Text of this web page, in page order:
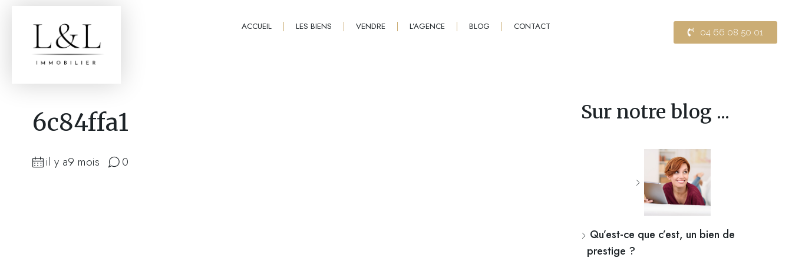
ACCUEIL LES BIENS VENDRE L’AGENCE BLOG CONTACT
04 66 08 50 01
6c84ffa1
il y a9 mois 0
Sur notre blog ...
Qu’est-ce que c’est, un bien de
prestige ?